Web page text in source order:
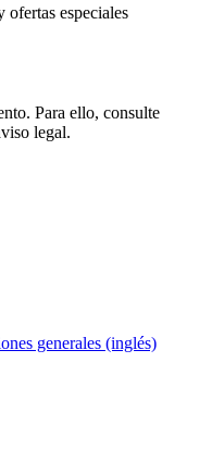
ofertas especiales
Para ello, consulte
legal.
generales (inglés)